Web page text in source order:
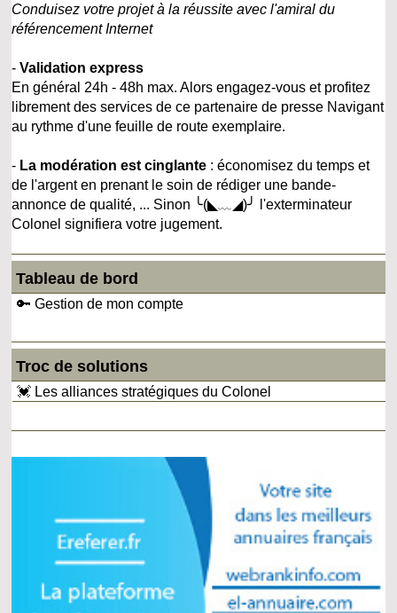
Conduisez votre projet à la réussite avec l'amiral du
référencement Internet
-Validation express
En général 24h - 48h max. Alors engagez-vous et profitez
librement des services de ce partenaire de presse Navigant
au rythme d'une feuille de route exemplaire.
- La modération est cinglante : économisez du temps et
de l'argent en prenant le soin de rédiger une bande-
annonce de qualité, ... Sinon ╰(◣﹏◢)╯ l'exterminateur
Colonel signifiera votre jugement.
Tableau de bord
🔑 Gestion de mon compte
Troc de solutions
💓 Les alliances stratégiques du Colonel